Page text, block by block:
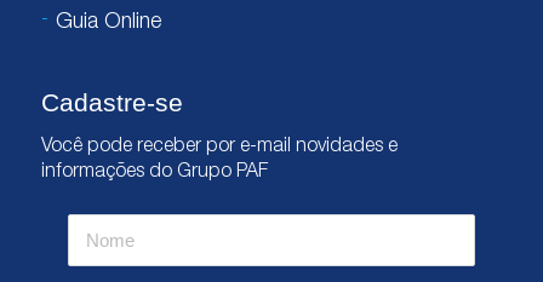
Guia Online
Cadastre-se
Você pode receber por e-mail novidades e
informações do Grupo PAF